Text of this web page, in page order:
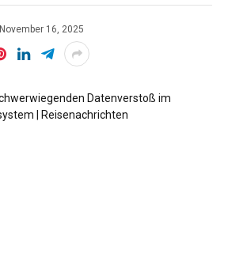
November 16, 2025